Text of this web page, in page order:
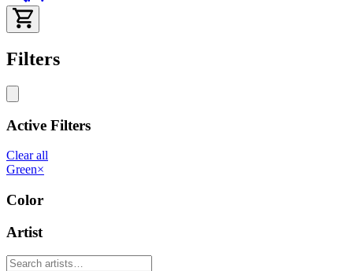
Filters
Active Filters
Clear all
Green×
Color
Artist